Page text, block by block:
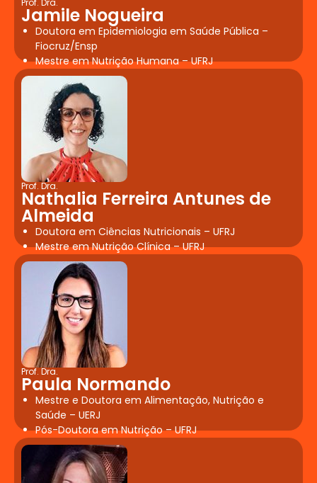
Jamile Nogueira
Doutora em Epidemiologia em Saúde Pública –
Fiocruz/Ensp
Mestre em Nutrição Humana – UFRJ
Prof. Dra.
Nathalia Ferreira Antunes de
Almeida
Doutora em Ciências Nutricionais – UFRJ
Mestre em Nutrição Clínica – UFRJ
Prof. Dra.
Paula Normando
Mestre e Doutora em Alimentação, Nutrição e
Saúde – UERJ
Pós-Doutora em Nutrição – UFRJ